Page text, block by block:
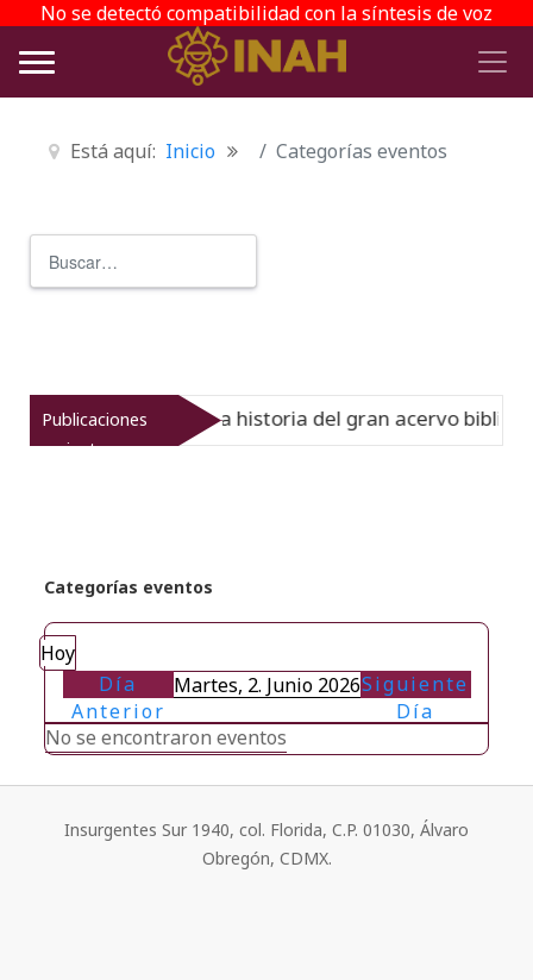
No se detectó compatibilidad con la síntesis de voz
Está aquí: Inicio Categorías eventos
Publicaciones
recientes
Virreinato muestra la historia del gran acervo
Categorías eventos
Hoy
Día
Anterior
Martes, 2. Junio 2026Siguiente
Día
No se encontraron eventos
Insurgentes Sur 1940, col. Florida, C.P. 01030, Álvaro
Obregón, CDMX.